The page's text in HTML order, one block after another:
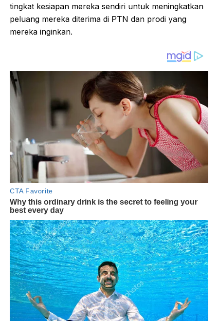
tingkat kesiapan mereka sendiri untuk meningkatkan
peluang mereka diterima di PTN dan prodi yang
mereka inginkan.